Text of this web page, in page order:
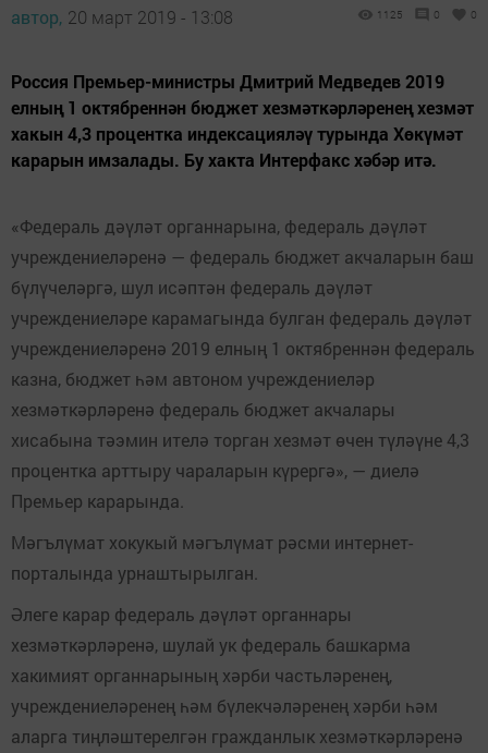
автор, 20 март 2019 - 13:08 1125 0 0
Россия Премьер-министры Дмитрий Медведев 2019
елның 1 октябреннән бюджет хезмәткәрләренең хезмәт
хакын 4,3 процентка индексацияләү турында Хөкүмәт
карарын имзалады. Бу хакта Интерфакс хәбәр итә.
«Федераль дәүләт органнарына, федераль дәүләт
учреждениеләренә — федераль бюджет акчаларын баш
бүлүчеләргә, шул исәптән федераль дәүләт
учреждениеләре карамагында булган федераль дәүләт
учреждениеләренә 2019 елның 1 октябреннән федераль
казна, бюджет һәм автоном учреждениеләр
хезмәткәрләренә федераль бюджет акчалары
хисабына тәэмин ителә торган хезмәт өчен түләүне 4,3
процентка арттыру чараларын күрергә», — диелә
Премьер карарында.
Мәгълүмат хокукый мәгълүмат рәсми интернет-
порталында урнаштырылган.
Әлеге карар федераль дәүләт органнары
хезмәткәрләренә, шулай ук федераль башкарма
хакимият органнарының хәрби частьләренең,
учреждениеләренең һәм бүлекчәләренең хәрби һәм
аларга тиңләштерелгән гражданлык хезмәткәрләренә